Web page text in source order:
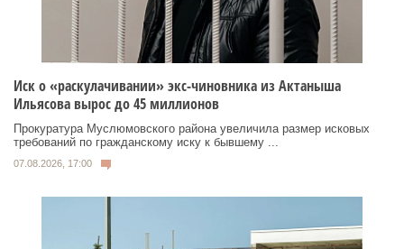
Иск о «раскулачивании» экс-чиновника из Актаныша
Ильясова вырос до 45 миллионов
Прокуратура Муслюмовского района увеличила размер исковых
требований по гражданскому иску к бывшему ...
07.08.2026, 17:00